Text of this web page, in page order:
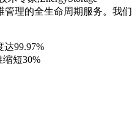
管理的全生命周期服务。我们
99.97%
短30%